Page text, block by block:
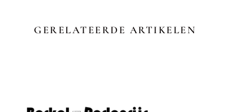
GERELATEERDE ARTIKELEN